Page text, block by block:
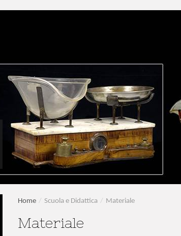
Home / Scuola e Didattica / Materiale
Materiale